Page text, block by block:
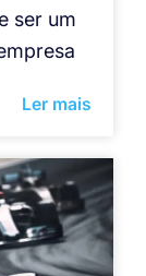
ser um
Ler mais